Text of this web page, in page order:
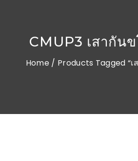
CMUP3 เสากัน
Home / Products Tagged “